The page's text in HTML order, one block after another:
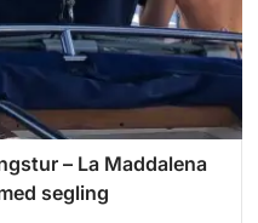
– La Maddalena
segling